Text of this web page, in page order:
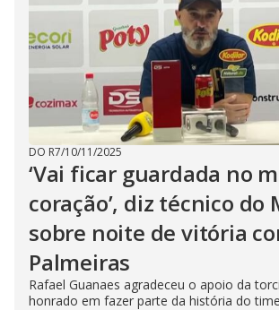
DO R7/10/11/2025
‘Vai ficar guardada no
coração’, diz técnico do
sobre noite de vitória
Palmeiras
Rafael Guanaes agradeceu o apoio da
honrado em fazer parte da história do time